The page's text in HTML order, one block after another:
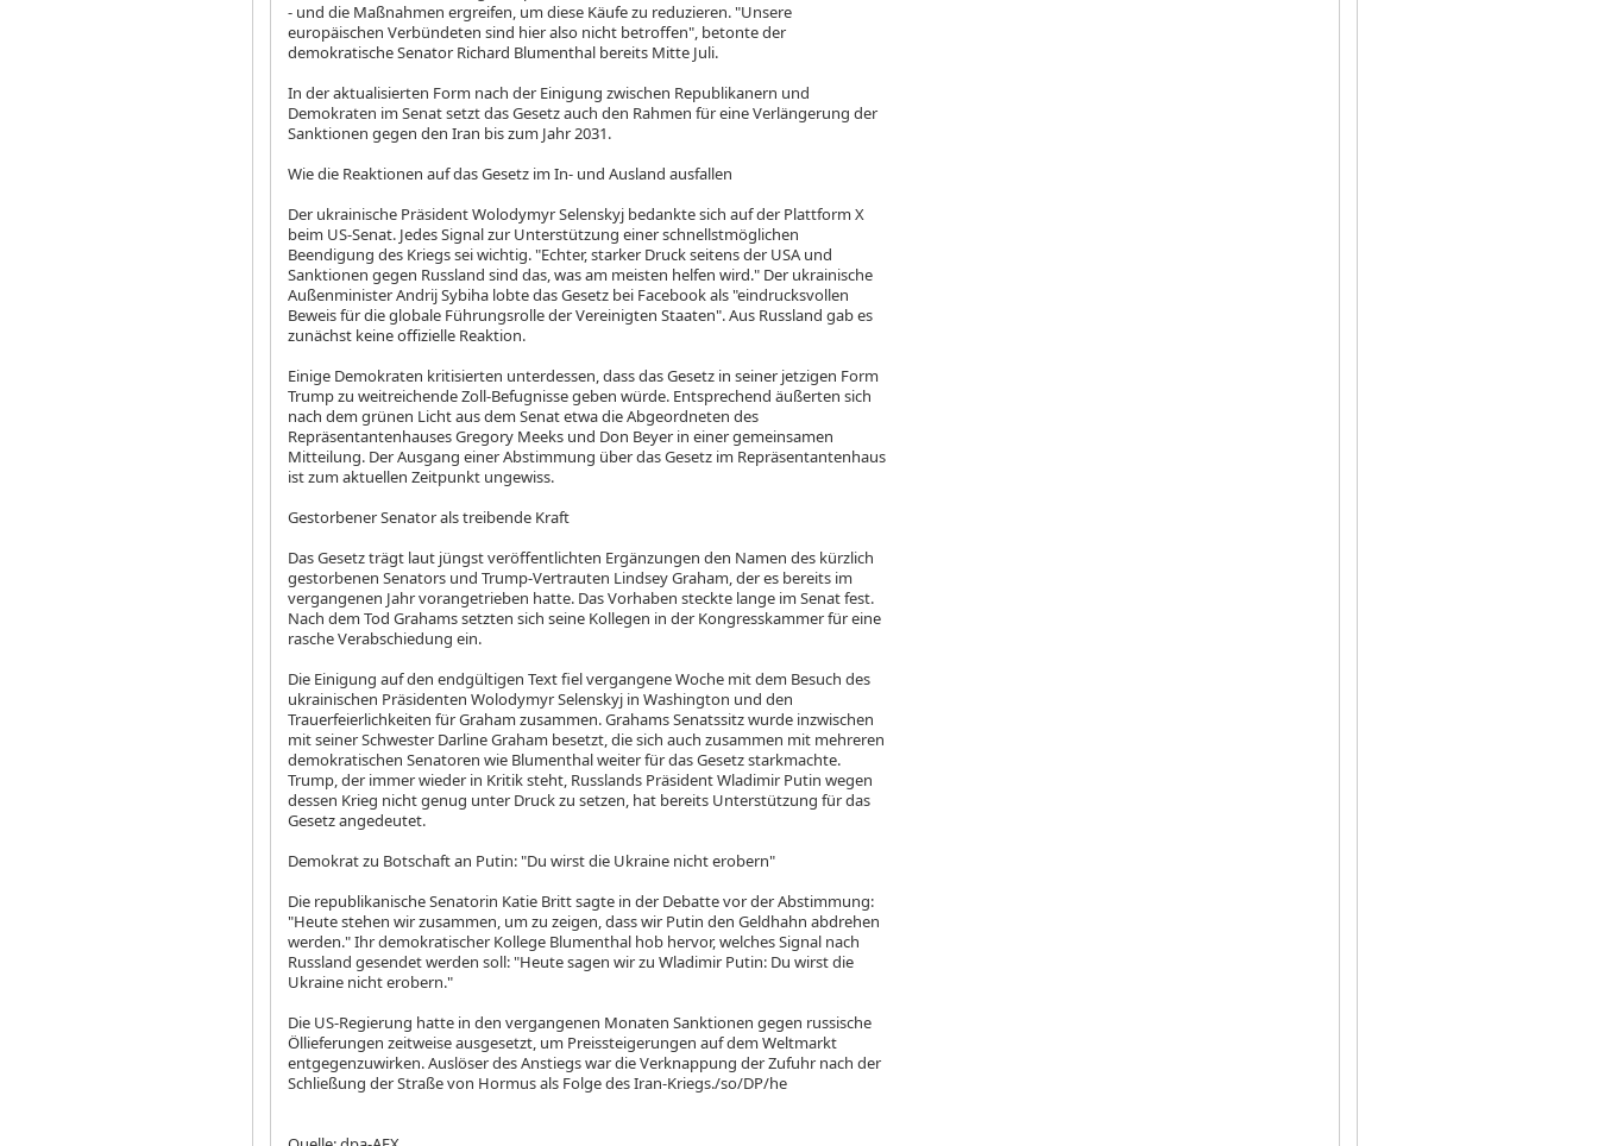
- und die Maßnahmen ergreifen, um diese Käufe zu reduzieren. "Unsere
europäischen Verbündeten sind hier also nicht betroffen", betonte der
demokratische Senator Richard Blumenthal bereits Mitte Juli.
In der aktualisierten Form nach der Einigung zwischen Republikanern und
Demokraten im Senat setzt das Gesetz auch den Rahmen für eine Verlängerung der
Sanktionen gegen den Iran bis zum Jahr 2031.
Wie die Reaktionen auf das Gesetz im In- und Ausland ausfallen
Der ukrainische Präsident Wolodymyr Selenskyj bedankte sich auf der Plattform X
beim US-Senat. Jedes Signal zur Unterstützung einer schnellstmöglichen
Beendigung des Kriegs sei wichtig. "Echter, starker Druck seitens der USA und
Sanktionen gegen Russland sind das, was am meisten helfen wird." Der ukrainische
Außenminister Andrij Sybiha lobte das Gesetz bei Facebook als "eindrucksvollen
Beweis für die globale Führungsrolle der Vereinigten Staaten". Aus Russland gab es
zunächst keine offizielle Reaktion.
Einige Demokraten kritisierten unterdessen, dass das Gesetz in seiner jetzigen Form
Trump zu weitreichende Zoll-Befugnisse geben würde. Entsprechend äußerten sich
nach dem grünen Licht aus dem Senat etwa die Abgeordneten des
Repräsentantenhauses Gregory Meeks und Don Beyer in einer gemeinsamen
Mitteilung. Der Ausgang einer Abstimmung über das Gesetz im Repräsentantenhaus
ist zum aktuellen Zeitpunkt ungewiss.
Gestorbener Senator als treibende Kraft
Das Gesetz trägt laut jüngst veröffentlichten Ergänzungen den Namen des kürzlich
gestorbenen Senators und Trump-Vertrauten Lindsey Graham, der es bereits im
vergangenen Jahr vorangetrieben hatte. Das Vorhaben steckte lange im Senat fest.
Nach dem Tod Grahams setzten sich seine Kollegen in der Kongresskammer für eine
rasche Verabschiedung ein.
Die Einigung auf den endgültigen Text fiel vergangene Woche mit dem Besuch des
ukrainischen Präsidenten Wolodymyr Selenskyj in Washington und den
Trauerfeierlichkeiten für Graham zusammen. Grahams Senatssitz wurde inzwischen
mit seiner Schwester Darline Graham besetzt, die sich auch zusammen mit mehreren
demokratischen Senatoren wie Blumenthal weiter für das Gesetz starkmachte.
Trump, der immer wieder in Kritik steht, Russlands Präsident Wladimir Putin wegen
dessen Krieg nicht genug unter Druck zu setzen, hat bereits Unterstützung für das
Gesetz angedeutet.
Demokrat zu Botschaft an Putin: "Du wirst die Ukraine nicht erobern"
Die republikanische Senatorin Katie Britt sagte in der Debatte vor der Abstimmung:
"Heute stehen wir zusammen, um zu zeigen, dass wir Putin den Geldhahn abdrehen
werden." Ihr demokratischer Kollege Blumenthal hob hervor, welches Signal nach
Russland gesendet werden soll: "Heute sagen wir zu Wladimir Putin: Du wirst die
Ukraine nicht erobern."
Die US-Regierung hatte in den vergangenen Monaten Sanktionen gegen russische
Öllieferungen zeitweise ausgesetzt, um Preissteigerungen auf dem Weltmarkt
entgegenzuwirken. Auslöser des Anstiegs war die Verknappung der Zufuhr nach der
Schließung der Straße von Hormus als Folge des Iran-Kriegs./so/DP/he